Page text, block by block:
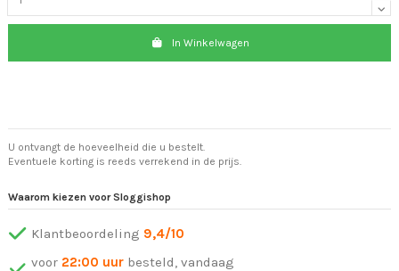
In Winkelwagen
U ontvangt de hoeveelheid die u bestelt.
Eventuele korting is reeds verrekend in de prijs.
Waarom kiezen voor Sloggishop
Klantbeoordeling 9,4/10
voor 22:00 uur besteld, vandaag